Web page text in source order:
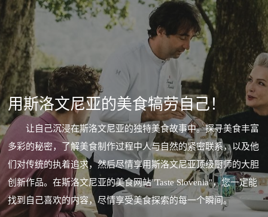
用斯洛文尼亚的美食犒劳自己！
让自己沉浸在斯洛文尼亚的独特美食故事中。探寻美食丰富
多彩的秘密，了解美食制作过程中人与自然的紧密联系，以及他
们对传统的执着追求，然后尽情享用斯洛文尼亚顶级厨师的大胆
创新作品。在斯洛文尼亚的美食网站"Taste Slovenia"，您一定能
找到自己喜欢的内容，尽情享受美食探索的每一个瞬间。